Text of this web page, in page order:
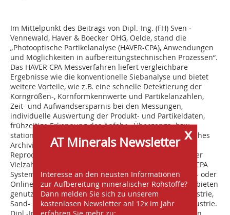
Im Mittelpunkt des Beitrags von Dipl.-Ing. (FH) Sven ­
Vennewald, Haver & Boecker OHG, Oelde, stand die
„Photooptische Partikelanalyse (HAVER-CPA), Anwendungen
und Möglichkeiten in aufbereitungstechnischen Prozessen“.
Das HAVER CPA Messverfahren liefert vergleichbare
Ergebnisse wie die konventionelle Siebanalyse und bietet
weitere Vorteile, wie z.B. eine schnelle Detektierung der
Korngrößen-, Kornformkennwerte und Partikelanzahlen,
Zeit- und Aufwands­ersparnis bei den Messungen,
individuelle Auswertung der Produkt- und Partikeldaten,
frühzeitige Erkennung des Anfahr-, Übergangs- bzw.
stationären Bereiches in Produktionsprozessen, einfaches
Archivieren und komfortables Datenhandling, hohe
Reproduzierbarkeit der Messergebnisse etc. Dank einer
Vielzahl von HAVER Peripheriegeräten lassen sich die CPA
Systeme so erweitern, dass sie als Labor-, Technikums- oder
Onlineversion für eine große Bandbreite an Einsatzgebieten
genutzt werden können – u.a. in der Koks-/Kohle-Industrie,
Sand- und Kies-Industrie, bzw. in der chemischen Industrie.
x
AT Minerals Newsletter
Interesse an den neusten Informationen
zur Aufbereitung mineralischer Rohstoffe?
Dann melden Sie sich zu unserem
kostenlosen Newsletter an! 12x im Jahr
erfahren Sie mehr zu: